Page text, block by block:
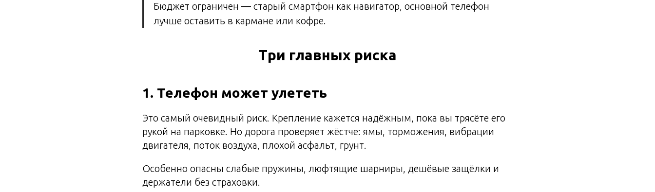
Бюджет ограничен — старый смартфон как навигатор, основной телефон
лучше оставить в кармане или кофре.
Три главных риска
1. Телефон может улететь
Это самый очевидный риск. Крепление кажется надёжным, пока вы трясёте его
рукой на парковке. Но дорога проверяет жёстче: ямы, торможения, вибрации
двигателя, поток воздуха, плохой асфальт, грунт.
Особенно опасны слабые пружины, люфтящие шарниры, дешёвые защёлки и
держатели без страховки.